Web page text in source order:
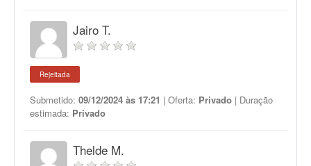
Jairo T.
Rejeitada
Submetido: 09/12/2024 às 17:21 | Oferta: Privado | Duração
estimada: Privado
Thelde M.